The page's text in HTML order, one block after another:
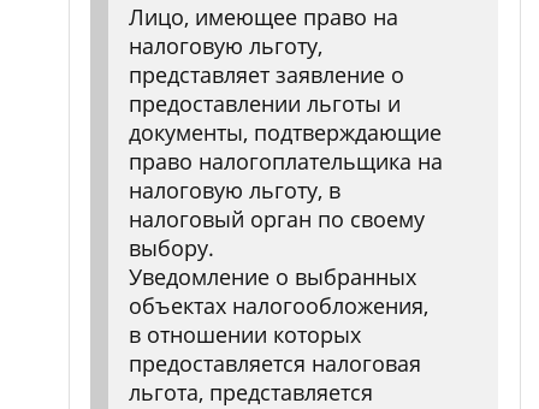
Лицо, имеющее право на
налоговую льготу,
представляет заявление о
предоставлении льготы и
документы, подтверждающие
право налогоплательщика на
налоговую льготу, в
налоговый орган по своему
выбору.
Уведомление о выбранных
объектах налогообложения,
в отношении которых
предоставляется налоговая
льгота, представляется